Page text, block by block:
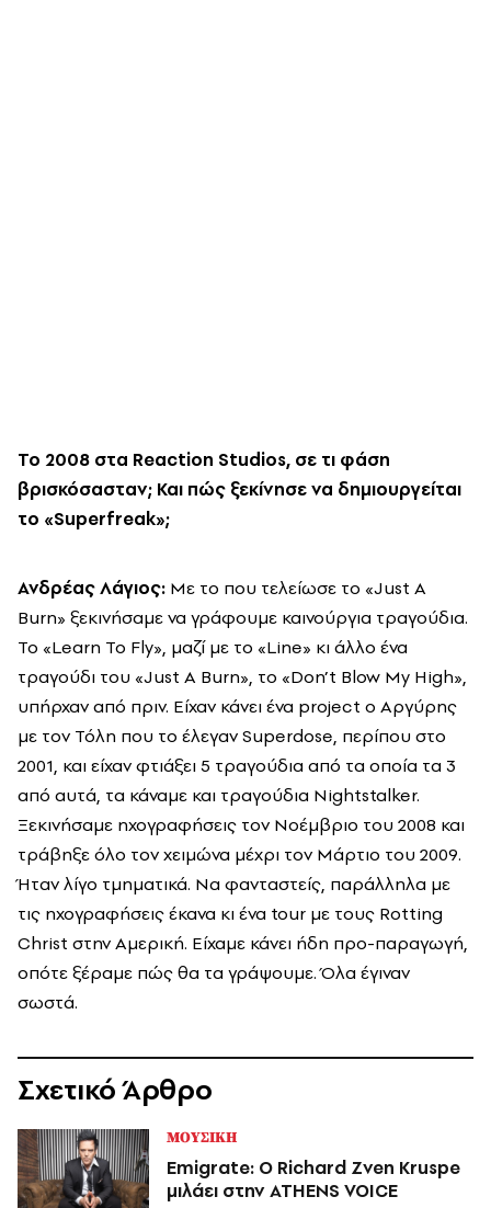
Το 2008 στα Reaction Studios, σε τι φάση
βρισκόσασταν; Και πώς ξεκίνησε να δημιουργείται
το «Superfreak»;
Ανδρέας Λάγιος: Με το που τελείωσε το «Just A
Burn» ξεκινήσαμε να γράφουμε καινούργια τραγούδια.
Το «Learn To Fly», μαζί με το «Line» κι άλλο ένα
τραγούδι του «Just A Burn», το «Don’t Blow My High»,
υπήρχαν από πριν. Είχαν κάνει ένα project ο Αργύρης
με τον Τόλη που το έλεγαν Superdose, περίπου στο
2001, και είχαν φτιάξει 5 τραγούδια από τα οποία τα 3
από αυτά, τα κάναμε και τραγούδια Nightstalker.
Ξεκινήσαμε ηχογραφήσεις τον Νοέμβριο του 2008 και
τράβηξε όλο τον χειμώνα μέχρι τον Μάρτιο του 2009.
Ήταν λίγο τμηματικά. Να φανταστείς, παράλληλα με
τις ηχογραφήσεις έκανα κι ένα tour με τους Rotting
Christ στην Αμερική. Είχαμε κάνει ήδη προ-παραγωγή,
οπότε ξέραμε πώς θα τα γράψουμε. Όλα έγιναν
σωστά.
Σχετικό Άρθρο
ΜΟΥΣΙΚΗ
Emigrate: Ο Richard Zven Kruspe
μιλάει στην ATHENS VOICE